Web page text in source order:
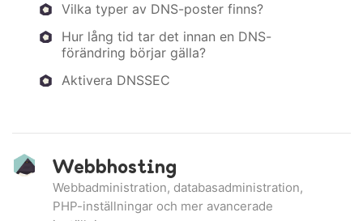
Vilka typer av DNS-poster finns?
Hur lång tid tar det innan en DNS-
förändring börjar gälla?
Aktivera DNSSEC
Webbhosting
Webbadministration, databasadministration,
PHP-inställningar och mer avancerade